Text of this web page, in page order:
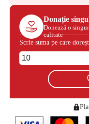
Donație
Donează o
calitate
Scrie suma pe care